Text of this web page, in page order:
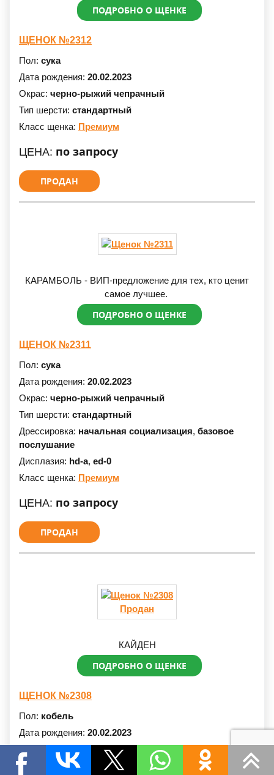
ПОДРОБНО О ЩЕНКЕ
ЩЕНОК №2312
Пол: сука
Дата рождения: 20.02.2023
Окрас: черно-рыжий чепрачный
Тип шерсти: стандартный
Класс щенка: Премиум
ЦЕНА: по запросу
ПРОДАН
КАРАМБОЛЬ - ВИП-предложение для тех, кто ценит
самое лучшее.
ПОДРОБНО О ЩЕНКЕ
ЩЕНОК №2311
Пол: сука
Дата рождения: 20.02.2023
Окрас: черно-рыжий чепрачный
Тип шерсти: стандартный
Дрессировка: начальная социализация, базовое
послушание
Дисплазия: hd-a, ed-0
Класс щенка: Премиум
ЦЕНА: по запросу
ПРОДАН
Продан
КАЙДЕН
ПОДРОБНО О ЩЕНКЕ
ЩЕНОК №2308
Пол: кобель
Дата рождения: 20.02.2023
черно-рыжий чепрачный
Тип шерсти:стандартный